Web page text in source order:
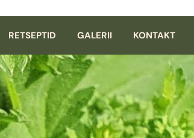
RETSEPTID GALERII KONTAKT